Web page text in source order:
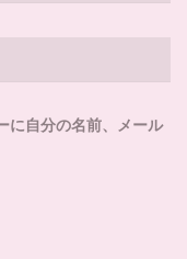
に自分の名前、メール